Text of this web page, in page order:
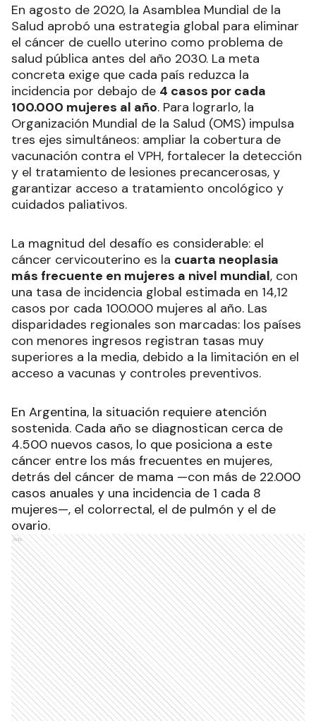
En agosto de 2020, la Asamblea Mundial de la
Salud aprobó una estrategia global para eliminar
el cáncer de cuello uterino como problema de
salud pública antes del año 2030. La meta
concreta exige que cada país reduzca la
incidencia por debajo de 4 casos por cada
100.000 mujeres al año. Para lograrlo, la
Organización Mundial de la Salud (OMS) impulsa
tres ejes simultáneos: ampliar la cobertura de
vacunación contra el VPH, fortalecer la detección
y el tratamiento de lesiones precancerosas, y
garantizar acceso a tratamiento oncológico y
cuidados paliativos.
La magnitud del desafío es considerable: el
cáncer cervicouterino es la cuarta neoplasia
más frecuente en mujeres a nivel mundial, con
una tasa de incidencia global estimada en 14,12
casos por cada 100.000 mujeres al año. Las
disparidades regionales son marcadas: los países
con menores ingresos registran tasas muy
superiores a la media, debido a la limitación en el
acceso a vacunas y controles preventivos.
En Argentina, la situación requiere atención
sostenida. Cada año se diagnostican cerca de
4.500 nuevos casos, lo que posiciona a este
cáncer entre los más frecuentes en mujeres,
detrás del cáncer de mama —con más de 22.000
casos anuales y una incidencia de 1 cada 8
mujeres—, el colorrectal, el de pulmón y el de
ovario.
Ads